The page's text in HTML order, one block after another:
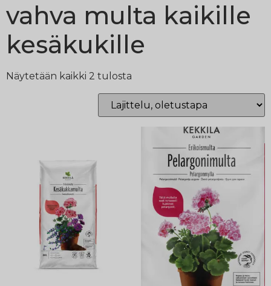
vahva multa kaikille
kesäkukille
Näytetään kaikki 2 tulosta